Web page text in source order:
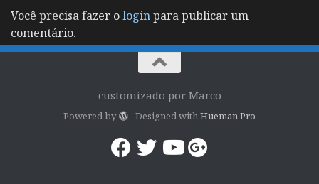
Você precisa fazer ologinpara publicar um
comentário.
customizado por Marco
Powered by - Designed with Hueman Pro